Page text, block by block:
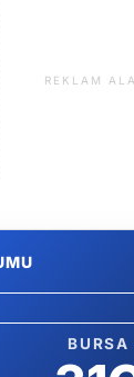
REKLAM
BURSA